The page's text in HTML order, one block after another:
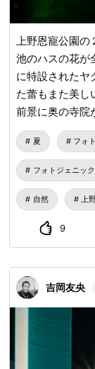
上野恩寵公園
池のハスの花が
に特設されたヤ
た蕾もまた美し
前景に奥の寺院
景写真にまと
夏 フォ
フォトジェニック
自然 上
9
吉岡友央